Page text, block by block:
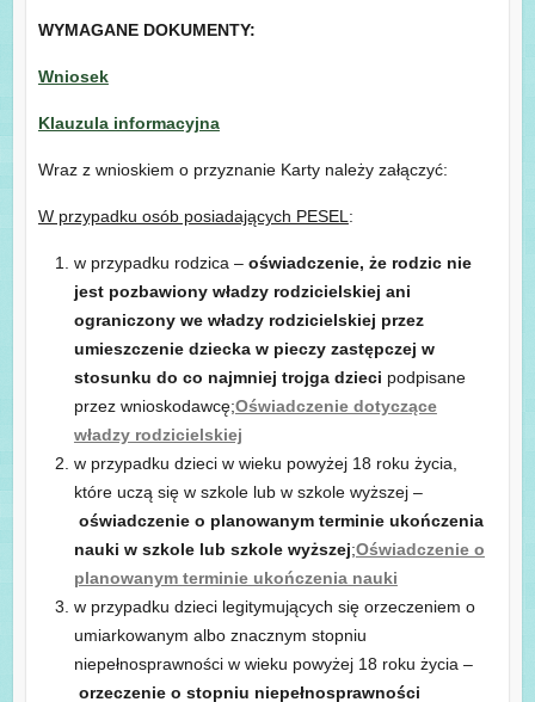
WYMAGANE DOKUMENTY:
Wniosek
Klauzula informacyjna
Wraz z wnioskiem o przyznanie Karty należy załączyć:
W przypadku osób posiadających PESEL :
w przypadku rodzica – oświadczenie, że rodzic nie
jest pozbawiony władzy rodzicielskiej ani
ograniczony we władzy rodzicielskiej przez
umieszczenie dziecka w pieczy zastępczej w
stosunku do co najmniej trojga dzieci podpisane
przez wnioskodawcę;Oświadczenie dotyczące
władzy rodzicielskiej
w przypadku dzieci w wieku powyżej 18 roku życia,
które uczą się w szkole lub w szkole wyższej –
oświadczenie o planowanym terminie ukończenia
nauki w szkole lub szkole wyższej;Oświadczenie o
planowanym terminie ukończenia nauki
w przypadku dzieci legitymujących się orzeczeniem o
umiarkowanym albo znacznym stopniu
niepełnosprawności w wieku powyżej 18 roku życia –
orzeczenie o stopniu niepełnosprawności